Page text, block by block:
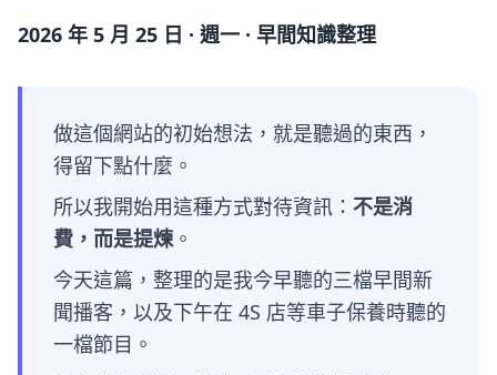
2026 年 5 月 25 日 · 週一 · 早間知識整理
做這個網站的初始想法，就是聽過的東西，
得留下點什麼。
所以我開始用這種方式對待資訊： 不是消
費，而是提煉。
今天這篇，整理的是我今早聽的三檔早間新
聞播客，以及下午在 4S 店等車子保養時聽的
一檔節目。